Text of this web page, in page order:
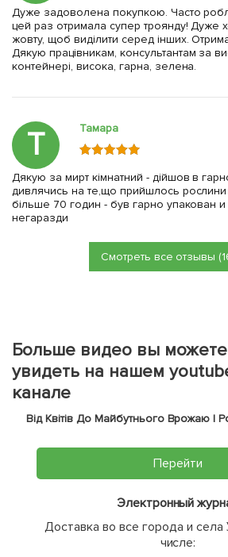
Дуже задоволена покупкою. Часто
цей раз отримала супер троянду! Дуже
жовту, щоб виділити серед інших.
Дякую працівникам, консультантам за
контейнері, висока, гарна, зелена.
Т Тамара
Дякую за мирт кімнатний - дійшов в
дивлячись на те,що прийшлось рослини
більше 70 годин - був гарно упакован
негаразди
Смотреть все отзывы
Больше видео вы можете
увидеть на нашем
канале
Від Квітів До Майбутнього Врожаю |
Перейти
Электронный
Доставка во все города и села
числе: